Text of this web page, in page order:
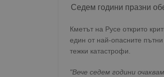
Седем години празни
Кметът на Русе открито
един от най-опасните
тежки катастрофи.
"Вече седем години